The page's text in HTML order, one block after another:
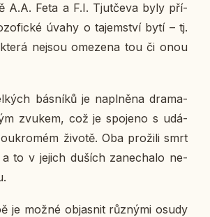
A.A. Feta a F.I. Tju­tče­va byly pří­
úvahy o ta­jem­ství bytí – tj.
nejsou ome­ze­na tou či onou
bás­ní­ků je na­pl­ně­na dra­ma­
zvukem, což je spo­je­no s udá­
životě. Oba pro­ži­li smrt
a to v jejich duších za­ne­cha­lo ne­
je možné ob­jas­nit růz­ný­mi osudy